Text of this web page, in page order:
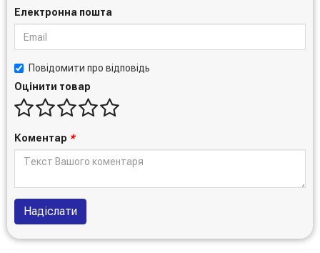
Електронна пошта
Повідомити про відповідь
Оцінити товар
Коментар *
Надіслати